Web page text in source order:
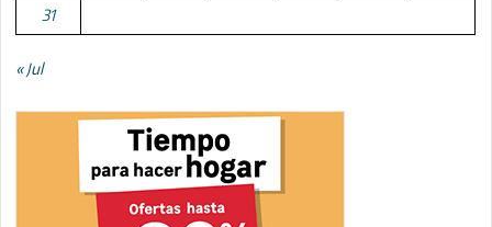
31
« Jul